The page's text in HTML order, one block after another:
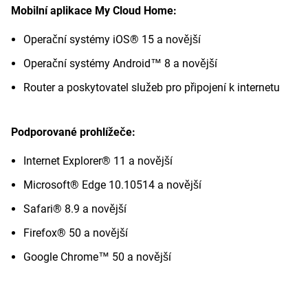
Mobilní aplikace My Cloud Home:
Operační systémy iOS® 15 a novější
Operační systémy Android™ 8 a novější
Router a poskytovatel služeb pro připojení k internetu
Podporované prohlížeče:
Internet Explorer® 11 a novější
Microsoft® Edge 10.10514 a novější
Safari® 8.9 a novější
Firefox® 50 a novější
Google Chrome™ 50 a novější